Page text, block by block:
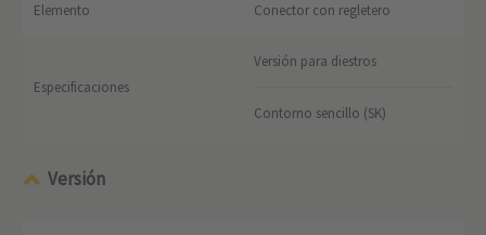
Elemento Conector con regletero
Especificaciones
Versión para diestros
Contorno sencillo (SK)
Versión